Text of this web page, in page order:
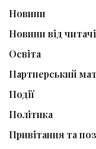
Новини
Новини від
Освіта
Партнерський
Події
Політика
Привітання та